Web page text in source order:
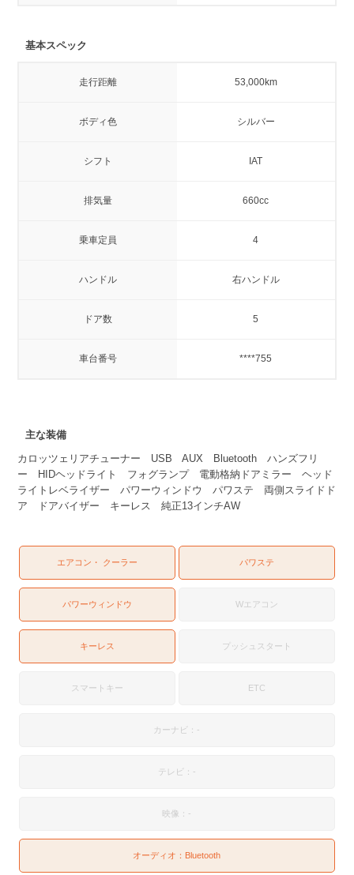
基本スペック
走行距離 53,000km
ボディ色 シルバー
シフト IAT
排気量 660cc
乗車定員 4
ハンドル 右ハンドル
ドア数 5
車台番号 ****755
主な装備
カロッツェリアチューナー USB AUX Bluetooth ハンズフリ
ー HIDヘッドライト フォグランプ 電動格納ドアミラー ヘッド
ライトレベライザー パワーウィンドウ パワステ 両側スライドド
ア ドアバイザー キーレス 純正13インチAW
エアコン・ クーラー パワステ
パワーウィンドウ Wエアコン
キーレス プッシュスタート
スマートキー ETC
カーナビ：-
テレビ：-
映像：-
オーディオ： Bluetooth